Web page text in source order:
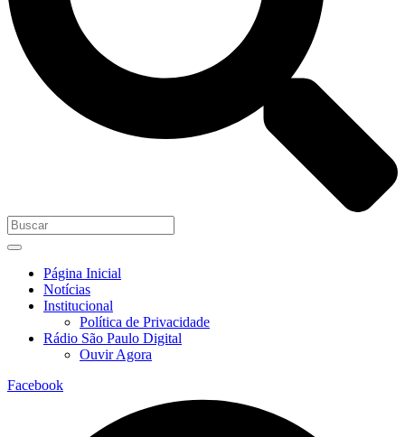
Página Inicial
Notícias
Institucional
Política de Privacidade
Rádio São Paulo Digital
Ouvir Agora
Facebook